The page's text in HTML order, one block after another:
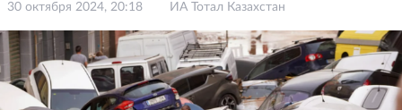
30 октября 2024, 20:18 ИА Тотал Казахстан